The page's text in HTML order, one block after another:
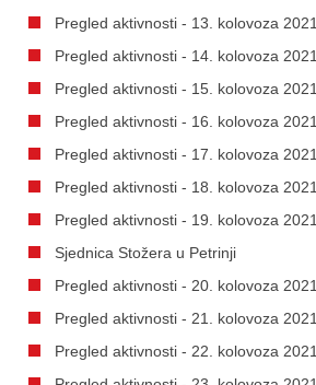
Pregled aktivnosti - 13. kolovoza 2021.
Pregled aktivnosti - 14. kolovoza 2021.
Pregled aktivnosti - 15. kolovoza 2021.
Pregled aktivnosti - 16. kolovoza 2021.
Pregled aktivnosti - 17. kolovoza 2021.
Pregled aktivnosti - 18. kolovoza 2021.
Pregled aktivnosti - 19. kolovoza 2021.
Sjednica Stožera u Petrinji
Pregled aktivnosti - 20. kolovoza 2021.
Pregled aktivnosti - 21. kolovoza 2021.
Pregled aktivnosti - 22. kolovoza 2021.